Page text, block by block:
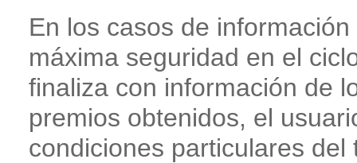
En los casos de
máxima seguridad en el
finaliza con información de
premios obtenidos, el
condiciones particulares